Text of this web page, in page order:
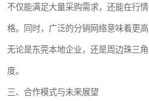
不仅能满足大量采购需求，还能在行
格。同时，广泛的分销网络意味着更
无论是东莞本地企业，还是周边珠三
度。
三、合作模式与未来展望